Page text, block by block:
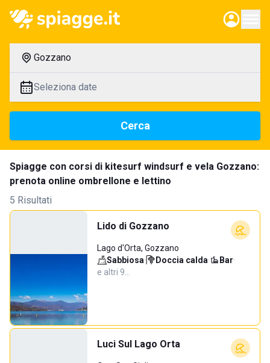
Gozzano
Seleziona date
Cerca
Spiagge con corsi di kitesurf windsurf e vela Gozzano:
prenota online ombrellone e lettino
5 Risultati
Lido di Gozzano
Lago d'Orta, Gozzano
Sabbiosa· Doccia calda· Bar·
e altri 9…
Luci Sul Lago Orta